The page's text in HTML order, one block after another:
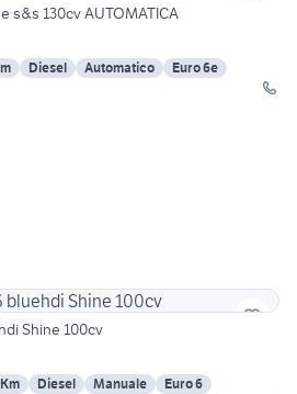
s&s 130cv AUTOMATICA
Diesel Automatico
Euro 6e
Shine 100cv
Diesel Manuale
Euro 6